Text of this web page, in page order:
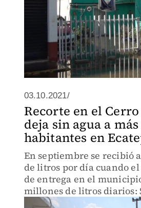
03.10.2021/
Recorte en el
deja sin agua a
habitantes en
En septiembre se recibió
de litros por día cuando
de entrega en el
millones de litros diarios: